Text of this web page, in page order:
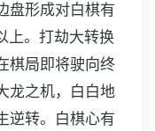
盘形成对白棋有
上。打劫大转换
棋局即将驶向终
龙之机，白白地
逆转。白棋心有